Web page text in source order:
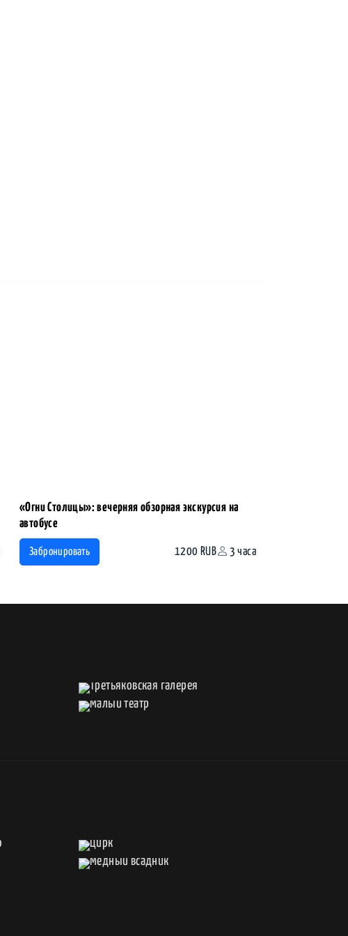
«Огни Столицы»: вечерняя обзорная экскурсия на
автобусе
Забронировать 1200 RUB 3 часа